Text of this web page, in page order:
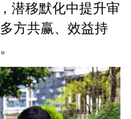
潜移默化中提升审
方共赢、效益持